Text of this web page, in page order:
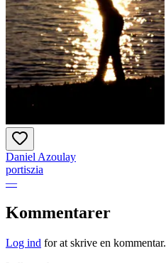
Daniel Azoulay
portiszia
—
Kommentarer
Log ind for at skrive en kommentar.